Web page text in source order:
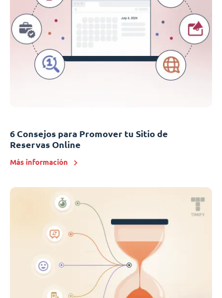
6 Consejos para Promover tu Sitio de
Reservas Online
Más información